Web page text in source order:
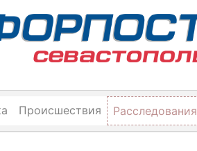
Происшествия Расследования